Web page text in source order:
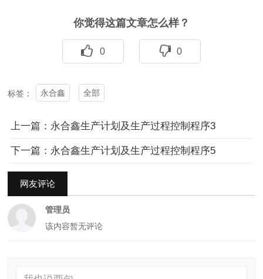
你觉得这篇文章怎么样？
0 0
标签： 永合鑫 全部
上一篇：永合鑫生产计划及生产过程控制程序3
下一篇：永合鑫生产计划及生产过程控制程序5
网友评论
管理员
该内容暂无评论